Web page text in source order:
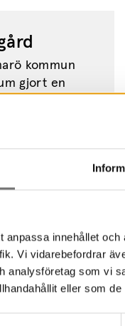
innehållet
Vi vidarebefordrar
analysföretag som vi
eller som
kommun
gjort en